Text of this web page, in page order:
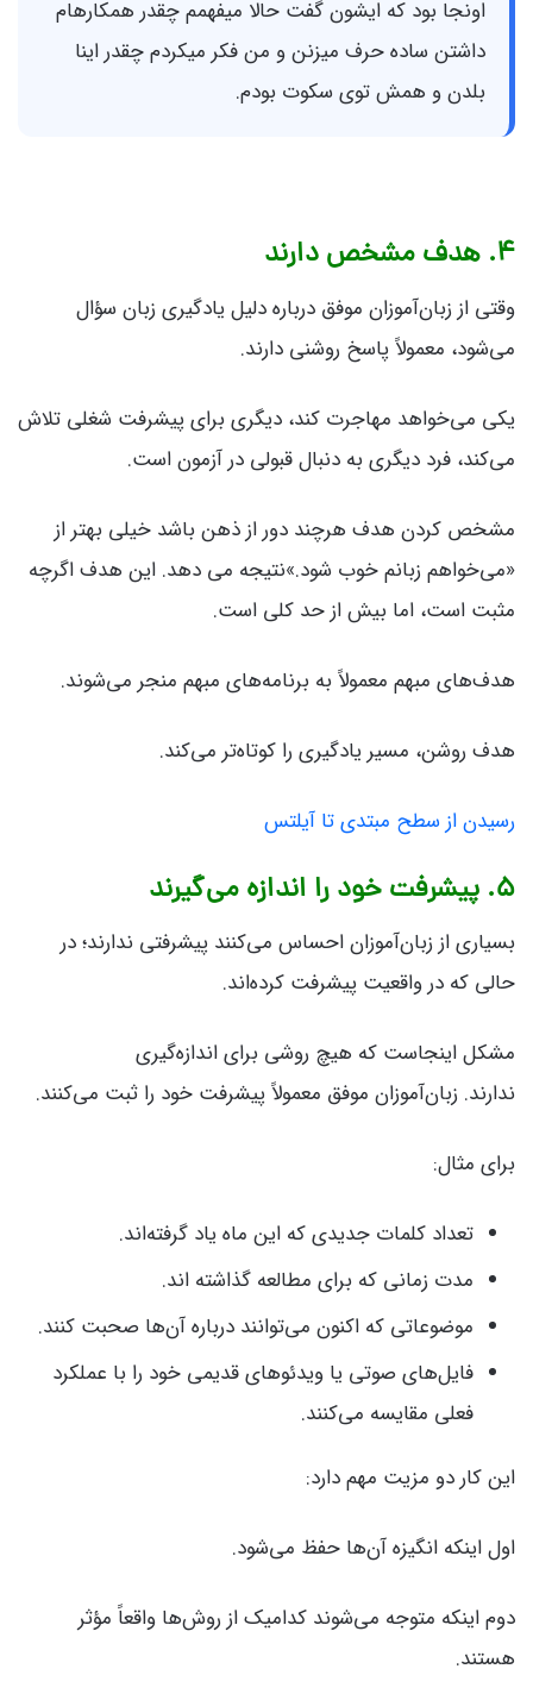
اونجا بود که ایشون گفت حالا میفهمم چقدر همکارهام
داشتن ساده حرف میزنن و من فکر میکردم چقدر اینا
بلدن و همش توی سکوت بودم.
۴. هدف مشخص دارند
وقتی از زبان‌آموزان موفق درباره دلیل یادگیری زبان سؤال
می‌شود، معمولاً پاسخ روشنی دارند.
یکی می‌خواهد مهاجرت کند، دیگری برای پیشرفت شغلی تلاش
می‌کند، فرد دیگری به دنبال قبولی در آزمون است.
مشخص کردن هدف هرچند دور از ذهن باشد خیلی بهتر از
«می‌خواهم زبانم خوب شود.»نتیجه می دهد. این هدف اگرچه
مثبت است، اما بیش از حد کلی است.
هدف‌های مبهم معمولاً به برنامه‌های مبهم منجر می‌شوند.
هدف روشن، مسیر یادگیری را کوتاه‌تر می‌کند.
رسیدن از سطح مبتدی تا آیلتس
۵. پیشرفت خود را اندازه می‌گیرند
بسیاری از زبان‌آموزان احساس می‌کنند پیشرفتی ندارند؛ در
حالی که در واقعیت پیشرفت کرده‌اند.
مشکل اینجاست که هیچ روشی برای اندازه‌گیری
ندارند. زبان‌آموزان موفق معمولاً پیشرفت خود را ثبت می‌کنند.
برای مثال:
تعداد کلمات جدیدی که این ماه یاد گرفته‌اند.
مدت زمانی که برای مطالعه گذاشته اند.
موضوعاتی که اکنون می‌توانند درباره آن‌ها صحبت کنند.
فایل‌های صوتی یا ویدئوهای قدیمی خود را با عملکرد
فعلی مقایسه می‌کنند.
این کار دو مزیت مهم دارد:
اول اینکه انگیزه آن‌ها حفظ می‌شود.
دوم اینکه متوجه می‌شوند کدامیک از روش‌ها واقعاً مؤثر
هستند.